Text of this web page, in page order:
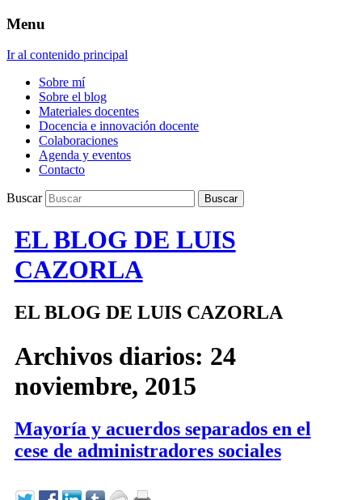
Menu
Ir al contenido principal
Sobre mí
Sobre el blog
Materiales docentes
Docencia e innovación docente
Colaboraciones
Agenda y eventos
Contacto
Buscar
EL BLOG DE LUIS
CAZORLA
EL BLOG DE LUIS CAZORLA
Archivos diarios: 24
noviembre, 2015
Mayoría y acuerdos separados en el
cese de administradores sociales